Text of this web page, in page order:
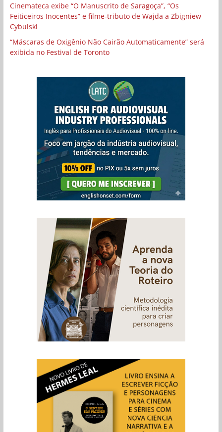
Cinemateca exibe “O Manuscrito de Saragoça”, “Os
Feiticeiros Inocentes” e filme-tributo de Wajda a Zbigniew
Cybulski
“Máscaras de Oxigênio Não Cairão Automaticamente” será
exibida no Festival de Toronto